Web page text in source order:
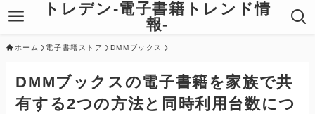
トレデン-電子書籍トレンド情
報-
ホーム 電子書籍ストア DMMブックス
DMMブックスの電子書籍を家族で共
有する2つの方法と同時利用台数につ